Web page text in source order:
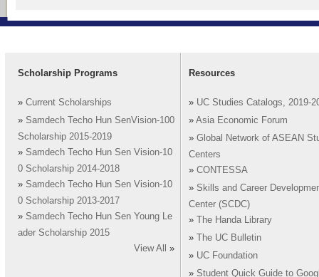
Scholarship Programs
» Current Scholarships
» Samdech Techo Hun SenVision-100
Scholarship 2015-2019
» Samdech Techo Hun Sen Vision-10
0 Scholarship 2014-2018
» Samdech Techo Hun Sen Vision-10
0 Scholarship 2013-2017
» Samdech Techo Hun Sen Young Le
ader Scholarship 2015
View All
»
Resources
» UC Studies Catalogs, 2019-
» Asia Economic Forum
» Global Network of ASEAN
Centers
» CONTESSA
» Skills and Career
Center (SCDC)
»
The Handa Library
»
The UC Bulletin
» UC Foundation
» Student Quick Guide to